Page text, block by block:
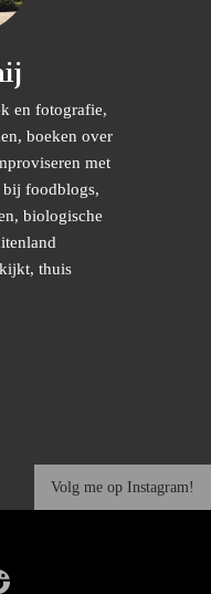
en fotografie,
boeken over
met
bij foodblogs,
biologische
thuis
Volg me op Instagram!